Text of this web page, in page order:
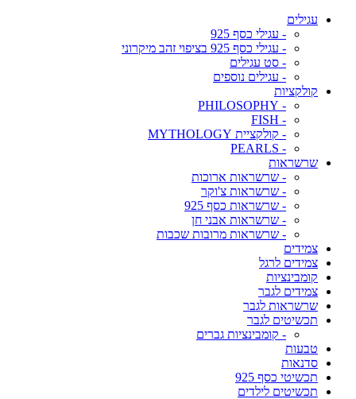
עגילים
- עגילי כסף 925
- עגילי כסף 925 בציפוי זהב מיקרוני
- סט עגילים
- עגילים נוספים
קולקציות
- PHILOSOPHY
- FISH
- קולקציית MYTHOLOGY
- PEARLS
שרשראות
- שרשראות ארוכות
- שרשראות צ'וקר
- שרשראות כסף 925
- שרשראות אבני חן
- שרשראות מרובות שכבות
צמידים
צמידים לרגל
קומבינציות
צמידים לגבר
שרשראות לגבר
תכשיטים לגבר
- קומבינציות גברים
טבעות
סדנאות
תכשיטי כסף 925
תכשיטים לילדים